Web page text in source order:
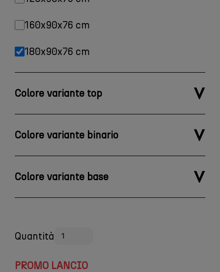
160x90x76 cm
180x90x76 cm
Colore variante top
Colore variante binario
Colore variante base
Quantità
PROMO LANCIO